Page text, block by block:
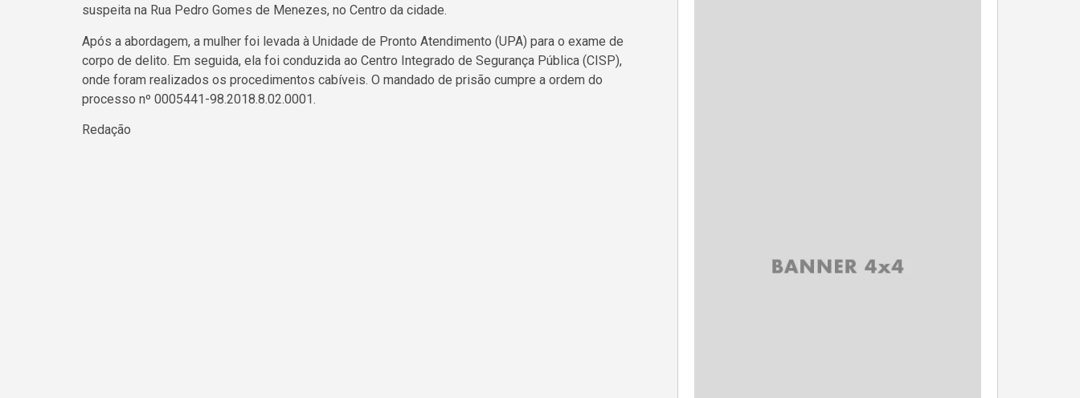
suspeita na Rua Pedro Gomes de Menezes, no Centro da cidade.
Após a abordagem, a mulher foi levada à Unidade de Pronto Atendimento (UPA) para o exame de
corpo de delito. Em seguida, ela foi conduzida ao Centro Integrado de Segurança Pública (CISP),
onde foram realizados os procedimentos cabíveis. O mandado de prisão cumpre a ordem do
processo nº 0005441-98.2018.8.02.0001.
Redação